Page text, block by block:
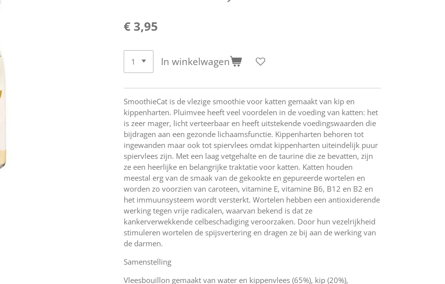
€ 3,95
In winkelwagen
SmoothieCat is de vlezige smoothie voor katten gemaakt van kip en
kippenharten. Pluimvee heeft veel voordelen in de voeding van katten: het
is zeer mager, licht verteerbaar en heeft uitstekende voedingswaarden die
bijdragen aan een gezonde lichaamsfunctie. Kippenharten behoren tot
ingewanden maar ook tot spiervlees omdat kippenharten uiteindelijk puur
spiervlees zijn. Met een laag vetgehalte en de taurine die ze bevatten, zijn
ze een heerlijke en belangrijke traktatie voor katten. Katten houden
meestal erg van de smaak van de gekookte en gepureerde wortelen en
worden zo voorzien van caroteen, vitamine E, vitamine B6, B12 en B2 en
het immuunsysteem wordt versterkt. Wortelen hebben een antioxiderende
werking tegen vrije radicalen, waarvan bekend is dat ze
kankerverwekkende celbeschadiging veroorzaken. Door hun vezelrijkheid
stimuleren wortelen de spijsvertering en dragen ze bij aan de werking van
de darmen.
Samenstelling
Vleesbouillon gemaakt van water en kippenvlees (65%), kip (20%),